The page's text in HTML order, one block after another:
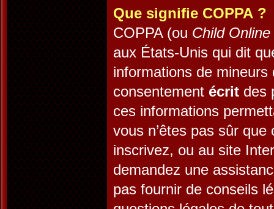
Que signifie COPPA ?
COPPA (ou Child
aux États-Unis qui dit
informations de
consentement écrit des
ces informations
vous n’êtes pas sûr
inscrivez, ou au site
demandez une
pas fournir de conseils